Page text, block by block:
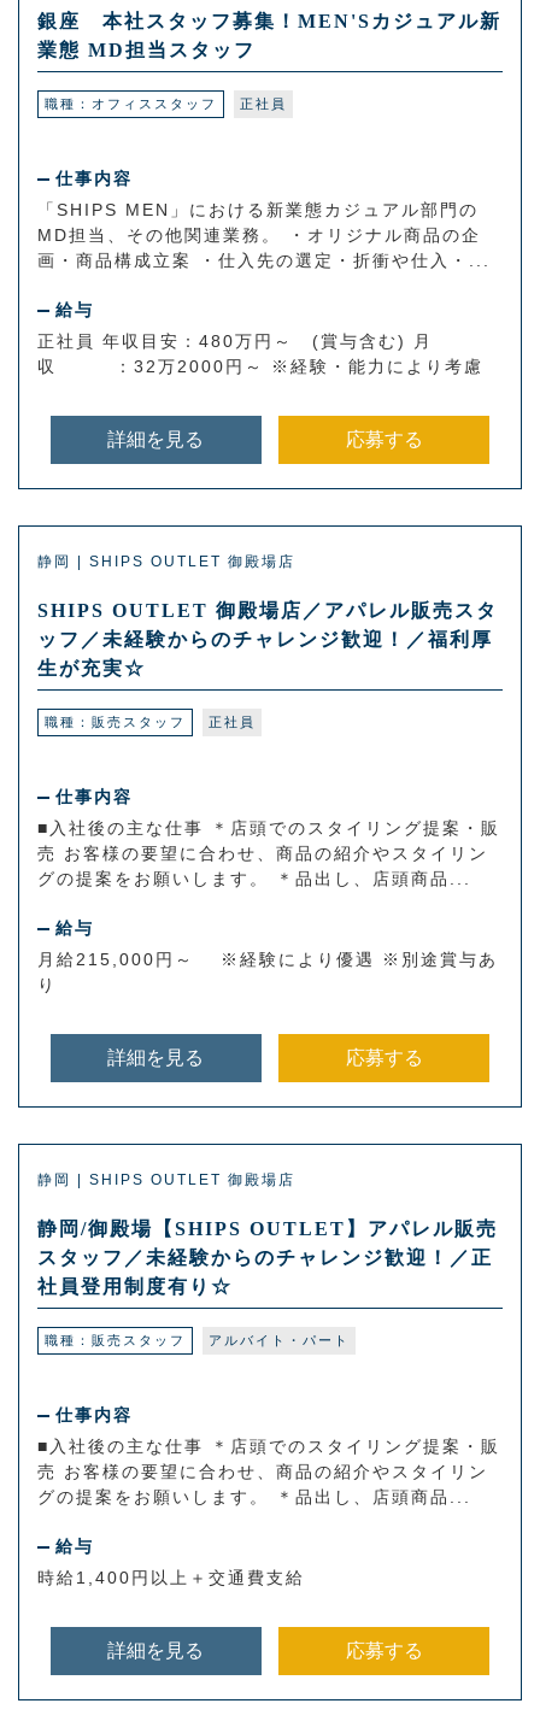
銀座 本社スタッフ募集！MEN'Sカジュアル新
業態 MD担当スタッフ
職種：オフィススタッフ 正社員
仕事内容
「SHIPS MEN」における新業態カジュアル部門の
MD担当、その他関連業務。 ・オリジナル商品の企
画・商品構成立案 ・仕入先の選定・折衝や仕入・...
給与
正社員 年収目安：480万円～ (賞与含む) 月
収 ：32万2000円～ ※経験・能力により考慮
詳細を見る 応募する
静岡 | SHIPS OUTLET 御殿場店
SHIPS OUTLET 御殿場店／アパレル販売スタ
ッフ／未経験からのチャレンジ歓迎！／福利厚
生が充実☆
職種：販売スタッフ 正社員
仕事内容
■入社後の主な仕事 ＊店頭でのスタイリング提案・販
売 お客様の要望に合わせ、商品の紹介やスタイリン
グの提案をお願いします。 ＊品出し、店頭商品...
給与
月給215,000円～ ※経験により優遇 ※別途賞与あ
り
詳細を見る 応募する
静岡 | SHIPS OUTLET 御殿場店
静岡/御殿場【SHIPS OUTLET】アパレル販売
スタッフ／未経験からのチャレンジ歓迎！／正
社員登用制度有り☆
職種：販売スタッフ アルバイト・パート
仕事内容
■入社後の主な仕事 ＊店頭でのスタイリング提案・販
売 お客様の要望に合わせ、商品の紹介やスタイリン
グの提案をお願いします。 ＊品出し、店頭商品...
給与
時給1,400円以上＋交通費支給
詳細を見る 応募する